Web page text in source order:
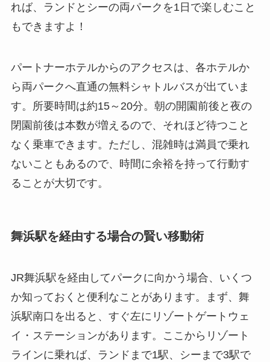
れば、ランドとシーの両パークを1日で楽しむこと
もできますよ！
パートナーホテルからのアクセスは、各ホテルか
ら両パークへ直通の無料シャトルバスが出ていま
す。所要時間は約15～20分。朝の開園前後と夜の
閉園前後は本数が増えるので、それほど待つこと
なく乗車できます。ただし、混雑時は満員で乗れ
ないこともあるので、時間に余裕を持って行動す
ることが大切です。
舞浜駅を経由する場合の賢い移動術
JR舞浜駅を経由してパークに向かう場合、いくつ
か知っておくと便利なことがあります。まず、舞
浜駅南口を出ると、すぐ左にリゾートゲートウェ
イ・ステーションがあります。ここからリゾート
ラインに乗れば、ランドまで1駅、シーまで3駅で